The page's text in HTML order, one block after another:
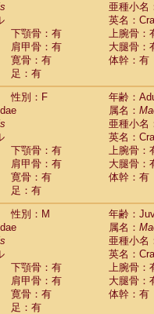
亜種小名
英名：
下顎骨：有
上腕骨：
肩甲骨：有
大腿骨：
寛骨：有
体幹：有
足：有
性別：F
年齢：
属名：
亜種小名
英名：
下顎骨：有
上腕骨：
肩甲骨：有
大腿骨：
寛骨：有
体幹：有
足：有
性別：M
年齢：
属名：
亜種小名
英名：
下顎骨：有
上腕骨：
肩甲骨：有
大腿骨：
寛骨：有
体幹：有
足：有